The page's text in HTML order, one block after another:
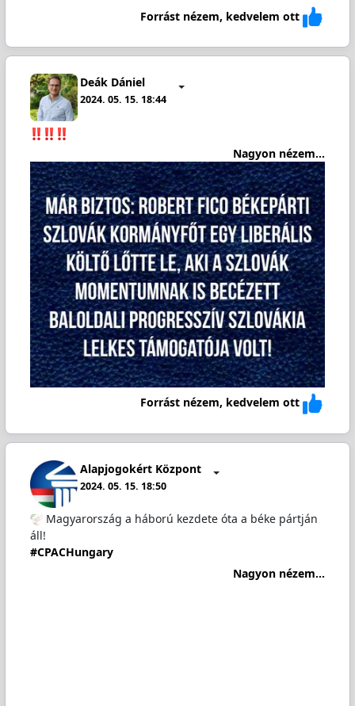
Forrást nézem, kedvelem ott
Deák Dániel
2024. 05. 15. 18:44
Nagyon nézem...
Forrást nézem, kedvelem ott
Alapjogokért Központ
2024. 05. 15. 18:50
Magyarország a háború kezdete óta a béke pártján
áll!
#CPACHungary
Nagyon nézem...